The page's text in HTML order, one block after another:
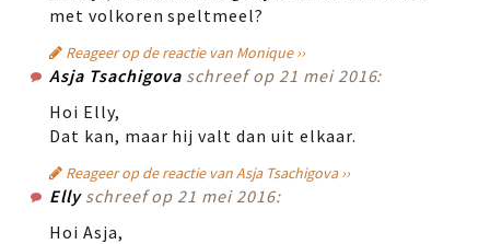
met volkoren speltmeel?
Reageer op de reactie van Monique ››
Asja Tsachigova schreef op 21 mei 2016:
Hoi Elly,
Dat kan, maar hij valt dan uit elkaar.
Reageer op de reactie van Asja Tsachigova ››
Elly schreef op 21 mei 2016:
Hoi Asja,